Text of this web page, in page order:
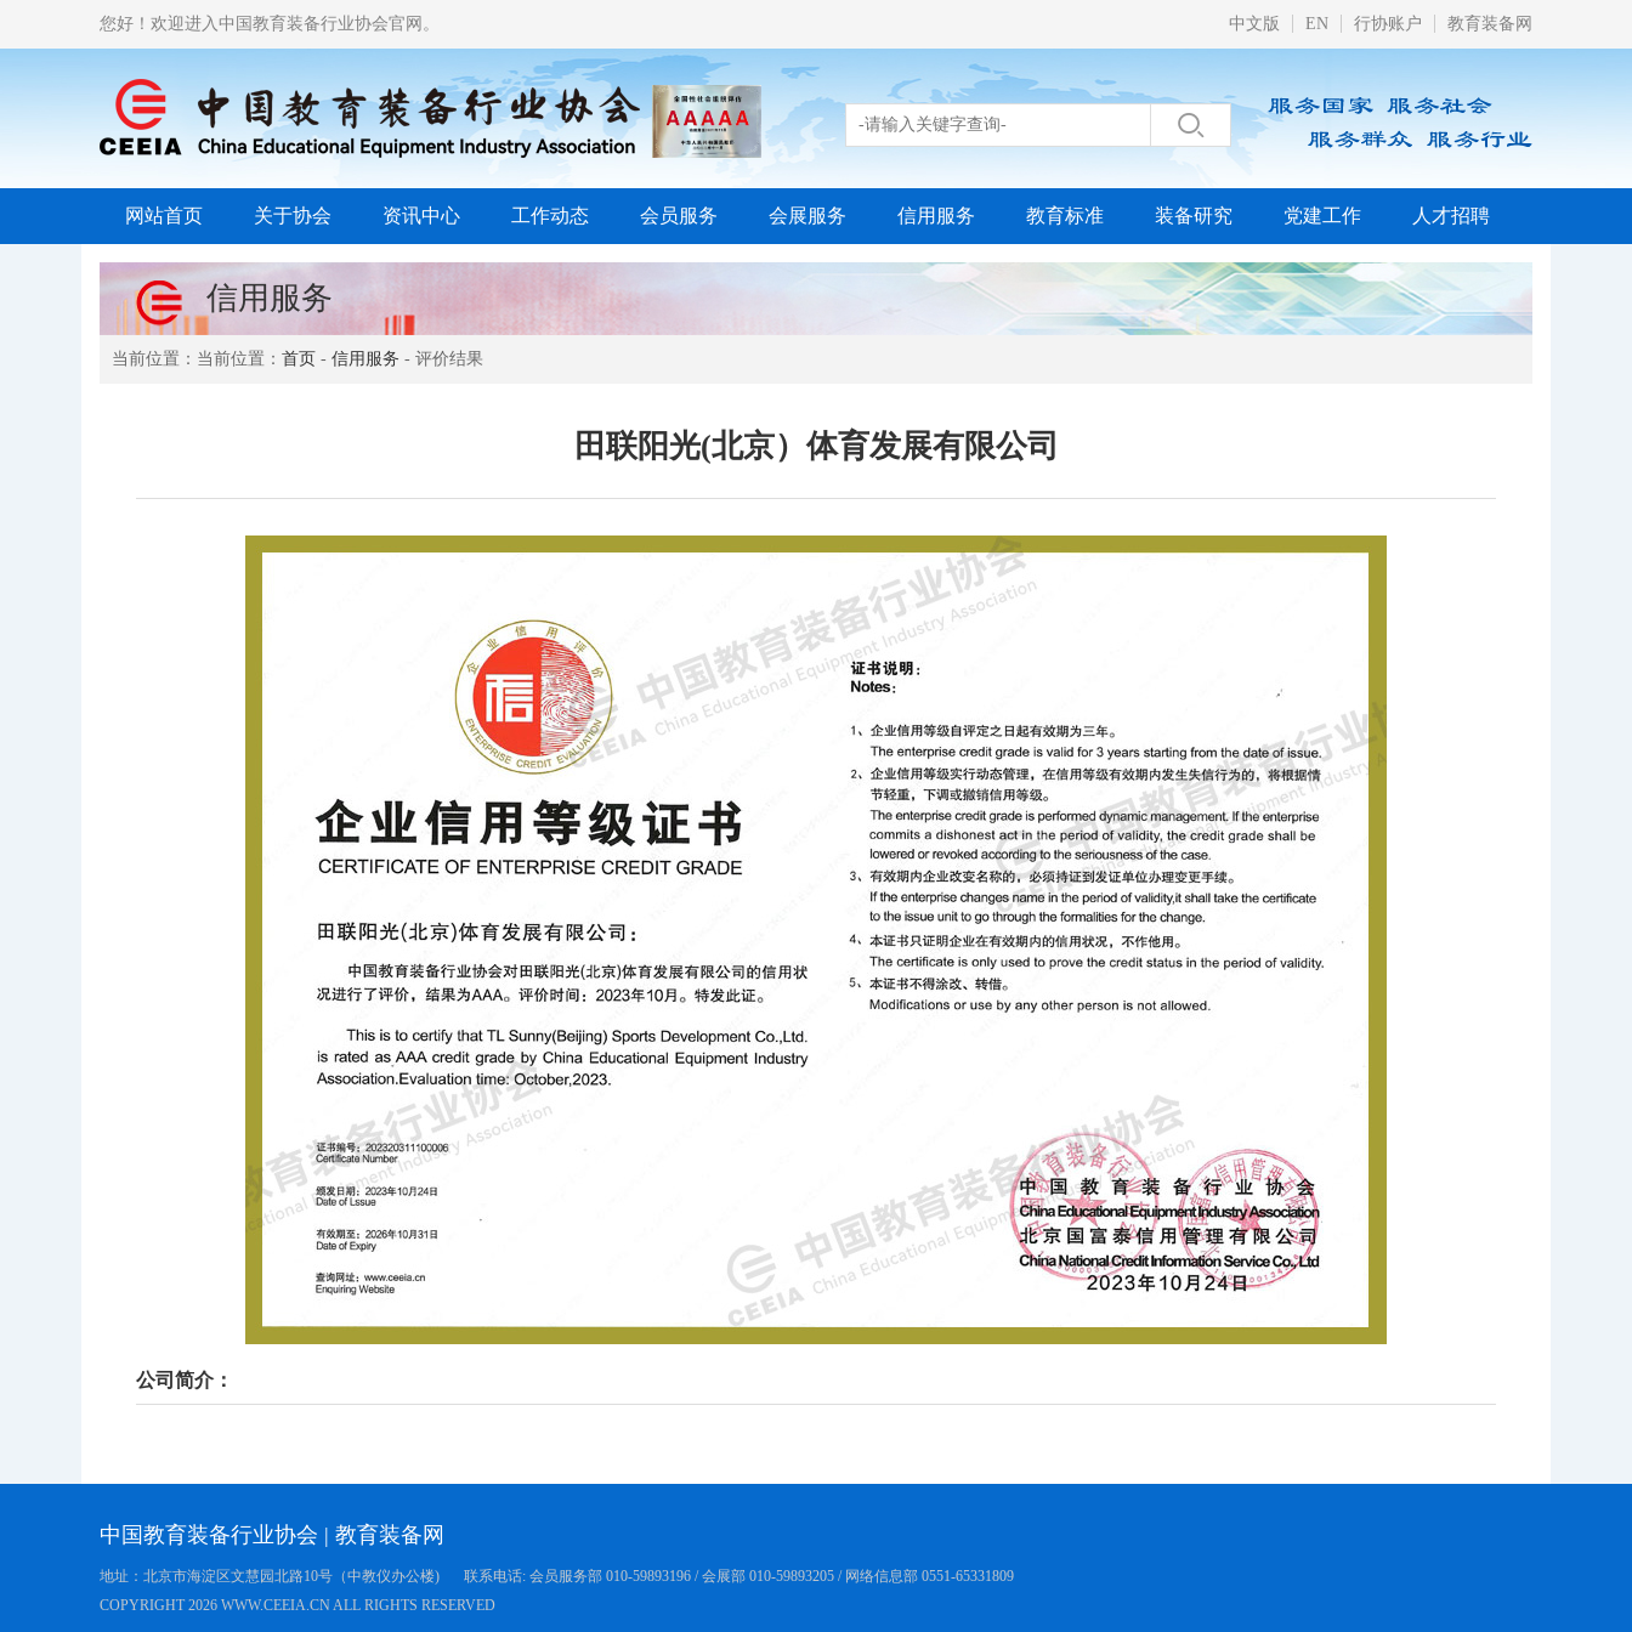
中文版 EN 行协账户 教育装备网
您好！欢迎进入中国教育装备行业协会官网。

网站首页 关于协会 资讯中心 工作动态 会员服务 会展服务 信用服务 教育标准 装备研究 党建工作 人才招聘
信用服务
当前位置：当前位置： 首页 - 信用服务 - 评价结果
田联阳光(北京）体育发展有限公司
公司简介：
中国教育装备行业协会 | 教育装备网
地址：北京市海淀区文慧园北路10号（中教仪办公楼)
联系电话: 会员服务部 010-59893196 / 会展部 010-59893205 / 网络信息部 0551-65331809
COPYRIGHT2026 WWW.CEEIA.CN ALL RIGHTS RESERVED